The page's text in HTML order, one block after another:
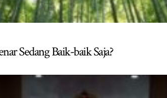
Sedang Baik-baik Saja?